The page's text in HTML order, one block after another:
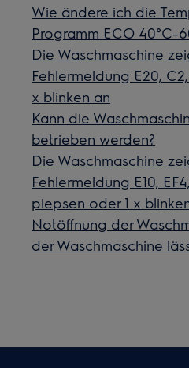
Wie ändere ich die
Programm ECO 40°C-
Die Waschmaschine
Fehlermeldung E20,
x blinken an
Kann die
betrieben werden?
Die Waschmaschine
Fehlermeldung E10, EF4,
piepsen oder 1 x
Notöffnung der
der Waschmaschine